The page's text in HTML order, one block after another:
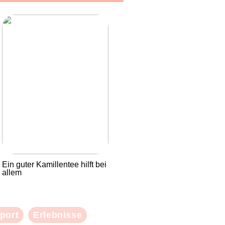
Ein guter Kamillentee hilft bei
allem
Erlebnisse